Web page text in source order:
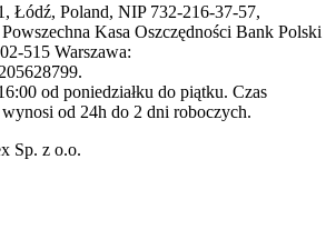
Łódź, Poland, NIP 732-216-37-57,
Kasa Oszczędności Bank Polski
515 Warszawa:
od poniedziałku do piątku. Czas
od 24h do 2 dni roboczych.
Sp. z o.o.